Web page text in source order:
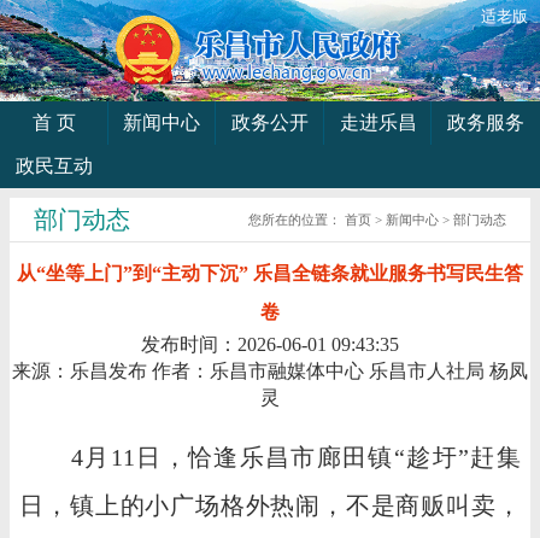
适老版
首 页 新闻中心 政务公开 走进乐昌
政务服务
政民互动
部门动态 您所在的位置：首页 > 新闻中心 >部门动态
从“坐等上门”到“主动下沉” 乐昌全链条就业服务书写民生答
卷
发布时间：2026-06-01 09:43:35
来源：乐昌发布 作者：乐昌市融媒体中心 乐昌市人社局 杨凤
灵
4月11日，恰逢乐昌市廊田镇“趁圩”赶集
日，镇上的小广场格外热闹，不是商贩叫卖，